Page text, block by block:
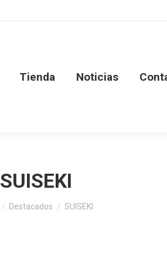
Tienda Noticias
SUISEKI
Destacados SUISEKI